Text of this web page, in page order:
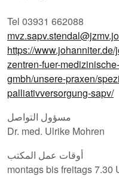
Tel 03931 662088
https://
zentren-fuer-
gmbh/unsere-praxen/
palliativversorgung-sapv/
مسؤول التواصل
Dr. med. Ulrike Mohren
أوقات عمل المكتب
montags bis freitags 7.30